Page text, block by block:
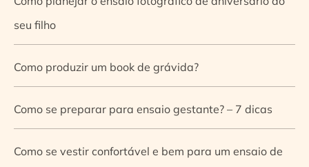
seu filho
Como produzir um book de grávida?
Como se preparar para ensaio gestante? – 7 dicas
Como se vestir confortável e bem para um ensaio de